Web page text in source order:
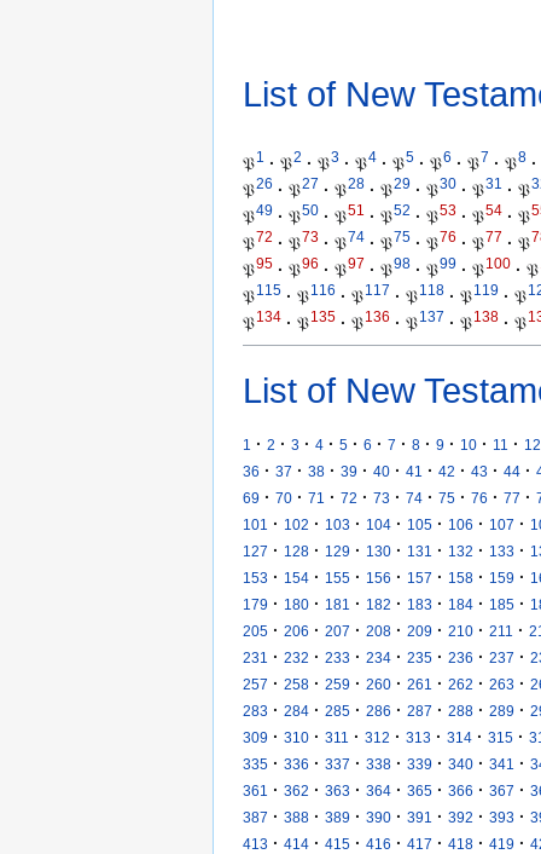
List of New
𝔓1 · 𝔓2 · 𝔓3 · 𝔓4 · 𝔓5 · 𝔓6 · 𝔓7 · 𝔓8 ·
𝔓26 · 𝔓27 · 𝔓28 · 𝔓29 · 𝔓30 · 𝔓31 · 𝔓
𝔓49 · 𝔓50 · 𝔓51 · 𝔓52 · 𝔓53 · 𝔓54 · 𝔓
𝔓72 · 𝔓73 · 𝔓74 · 𝔓75 · 𝔓76 · 𝔓77 · 𝔓
𝔓95 · 𝔓96 · 𝔓97 · 𝔓98 · 𝔓99 · 𝔓100 · 𝔓
𝔓115 · 𝔓116 · 𝔓117 · 𝔓118 · 𝔓119 · 𝔓
𝔓134 · 𝔓135 · 𝔓136 · 𝔓137 · 𝔓138 · 𝔓
List of New
1 · 2 · 3 · 4 · 5 · 6 · 7 · 8 · 9 · 10 · 11 · 12
36 · 37 · 38 · 39 · 40 · 41 · 42 · 43 · 44 ·
69 · 70 · 71 · 72 · 73 · 74 · 75 · 76 · 77 ·
101
· 102 · 103 · 104 · 105 · 106 · 107 ·
127 · 128 · 129 · 130 · 131 · 132 · 133 ·
153 · 154 · 155 · 156 · 157 · 158 · 159 ·
179 · 180 · 181 · 182 · 183 · 184 · 185 ·
205 · 206 · 207 · 208 · 209 · 210 · 211 ·
231
· 232 · 233 · 234 · 235 · 236 · 237 ·
257 · 258 · 259 · 260 · 261 · 262 · 263 ·
283 · 284 · 285 · 286 · 287 · 288 · 289 ·
309 · 310 · 311 · 312 · 313 · 314 · 315 ·
335 · 336 · 337 · 338 · 339 · 340 · 341 ·
361
· 362 · 363 · 364 · 365 · 366 · 367 ·
387 · 388 · 389 · 390 · 391 · 392 · 393 ·
413 · 414 · 415 · 416 · 417 · 418 · 419 ·